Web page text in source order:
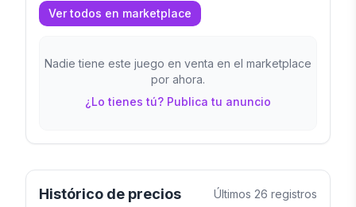
Ver todos en marketplace
Nadie tiene este juego en venta en el marketplace
por ahora.
¿Lo tienes tú? Publica tu anuncio
Histórico de precios Últimos 26 registros